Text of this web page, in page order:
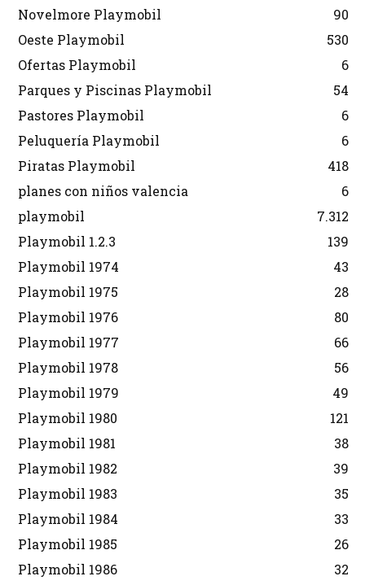
Novelmore Playmobil
90
Oeste Playmobil
530
Ofertas Playmobil
6
Parques y Piscinas Playmobil
54
Pastores Playmobil
6
Peluquería Playmobil
6
Piratas Playmobil
418
planes con niños valencia
6
playmobil
7.312
Playmobil 1.2.3
139
Playmobil 1974
43
Playmobil 1975
28
Playmobil 1976
80
Playmobil 1977
66
Playmobil 1978
56
Playmobil 1979
49
Playmobil 1980
121
Playmobil 1981
38
Playmobil 1982
39
Playmobil 1983
35
Playmobil 1984
33
Playmobil 1985
26
Playmobil 1986
32